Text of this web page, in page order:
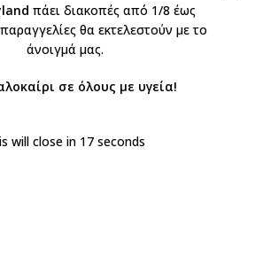
πάει διακοπές από 1/8 έως
θα εκτελεστούν με το
άνοιγμά μας.
σε όλους με υγεία!
will close in 17 seconds